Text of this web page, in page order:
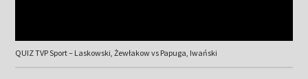
QUIZ TVP Sport – Laskowski, Żewłakow vs Papuga, Iwański